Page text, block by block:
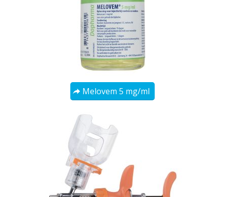
Melovem 5 mg/ml